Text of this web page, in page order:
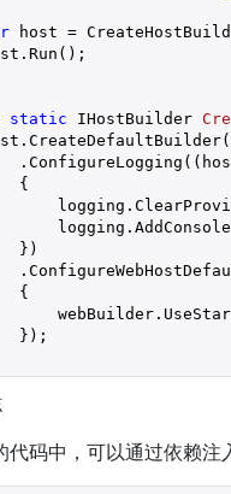
host =
static IHostBuilder
{
})
{
});
代码中，可以通过依赖注